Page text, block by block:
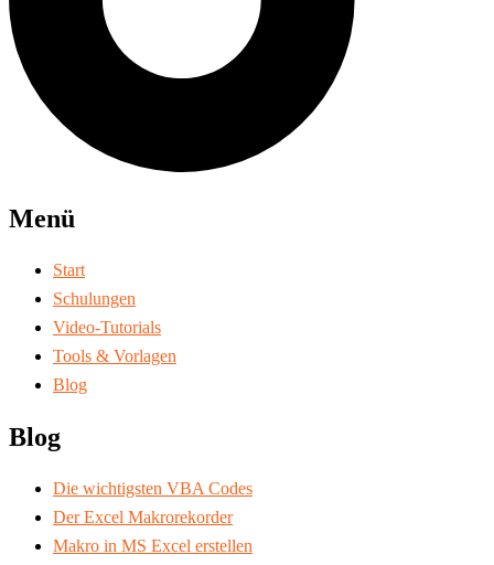
Menü
Start
Schulungen
Video-Tutorials
Tools & Vorlagen
Blog
Blog
Die wichtigsten VBA Codes
Der Excel Makrorekorder
Makro in MS Excel erstellen